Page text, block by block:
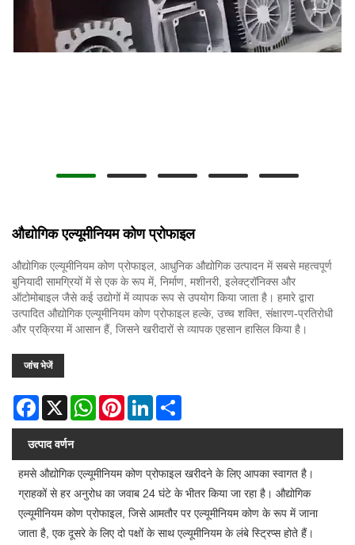
औद्योगिक एल्यूमीनियम कोण प्रोफाइल
औद्योगिक एल्यूमीनियम कोण प्रोफाइल, आधुनिक औद्योगिक उत्पादन में सबसे महत्वपूर्ण
बुनियादी सामग्रियों में से एक के रूप में, निर्माण, मशीनरी, इलेक्ट्रॉनिक्स और
ऑटोमोबाइल जैसे कई उद्योगों में व्यापक रूप से उपयोग किया जाता है। हमारे द्वारा
उत्पादित औद्योगिक एल्यूमीनियम कोण प्रोफाइल हल्के, उच्च शक्ति, संक्षारण-प्रतिरोधी
और प्रक्रिया में आसान हैं, जिसने खरीदारों से व्यापक एहसान हासिल किया है।
जांच भेजें
Facebook
X WhatsAppPinterestLinkedIn
उत्पाद वर्णन
हमसे औद्योगिक एल्यूमीनियम कोण प्रोफाइल खरीदने के लिए आपका स्वागत है।
ग्राहकों से हर अनुरोध का जवाब 24 घंटे के भीतर किया जा रहा है। औद्योगिक
एल्यूमीनियम कोण प्रोफाइल, जिसे आमतौर पर एल्यूमीनियम कोण के रूप में जाना
जाता है, एक दूसरे के लिए दो पक्षों के साथ एल्यूमीनियम के लंबे स्ट्रिप्स होते हैं।